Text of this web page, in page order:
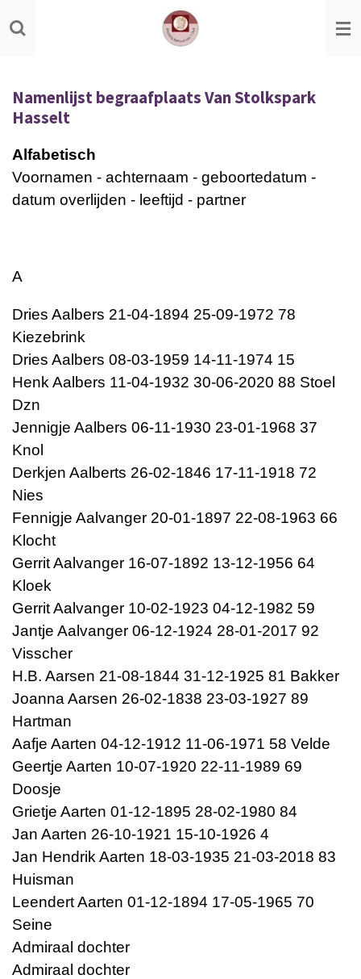
Ga
direct
hoofdinhoud
Namenlijst begraafplaats Van Stolkspark
Hasselt
Alfabetisch
Voornamen - achternaam - geboortedatum -
datum overlijden - leeftijd - partner
A
Dries Aalbers 21-04-1894 25-09-1972 78
Kiezebrink
Dries Aalbers 08-03-1959 14-11-1974 15
Henk Aalbers 11-04-1932 30-06-2020 88 Stoel
Dzn
Jennigje Aalbers 06-11-1930 23-01-1968 37
Knol
Derkjen Aalberts 26-02-1846 17-11-1918 72
Nies
Fennigje Aalvanger 20-01-1897 22-08-1963 66
Klocht
Gerrit Aalvanger 16-07-1892 13-12-1956 64
Kloek
Gerrit Aalvanger 10-02-1923 04-12-1982 59
Jantje Aalvanger 06-12-1924 28-01-2017 92
Visscher
H.B. Aarsen 21-08-1844 31-12-1925 81 Bakker
Joanna Aarsen 26-02-1838 23-03-1927 89
Hartman
Aafje Aarten 04-12-1912 11-06-1971 58 Velde
Geertje Aarten 10-07-1920 22-11-1989 69
Doosje
Grietje Aarten 01-12-1895 28-02-1980 84
Jan Aarten 26-10-1921 15-10-1926 4
Jan Hendrik Aarten 18-03-1935 21-03-2018 83
Huisman
Leendert Aarten 01-12-1894 17-05-1965 70
Seine
Admiraal dochter
Admiraal dochter